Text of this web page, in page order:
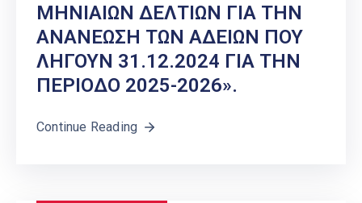
ΜΗΝΙΑΙΩΝ ΔΕΛΤΙΩΝ ΓΙΑ ΤΗΝ
ΑΝΑΝΕΩΣΗ ΤΩΝ ΑΔΕΙΩΝ ΠΟΥ
ΛΗΓΟΥΝ 31.12.2024 ΓΙΑ ΤΗΝ
ΠΕΡΙΟΔΟ 2025-2026».
Continue Reading